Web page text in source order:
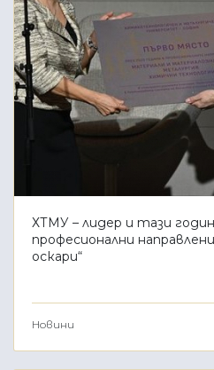
ХТМУ – лидер и тази
професионални
оскари“
Новини